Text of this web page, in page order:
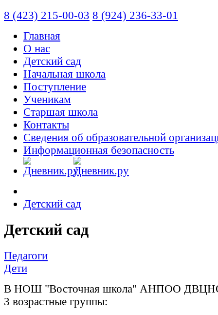
8 (423) 215-00-03 8 (924) 236-33-01
Главная
О нас
Детский сад
Начальная школа
Поступление
Ученикам
Старшая школа
Контакты
Сведения об образовательной
Информационная безопасность
Детский сад
Детский сад
Педагоги
Дети
В НОШ "Восточная школа" АНПОО
3 возрастные группы: